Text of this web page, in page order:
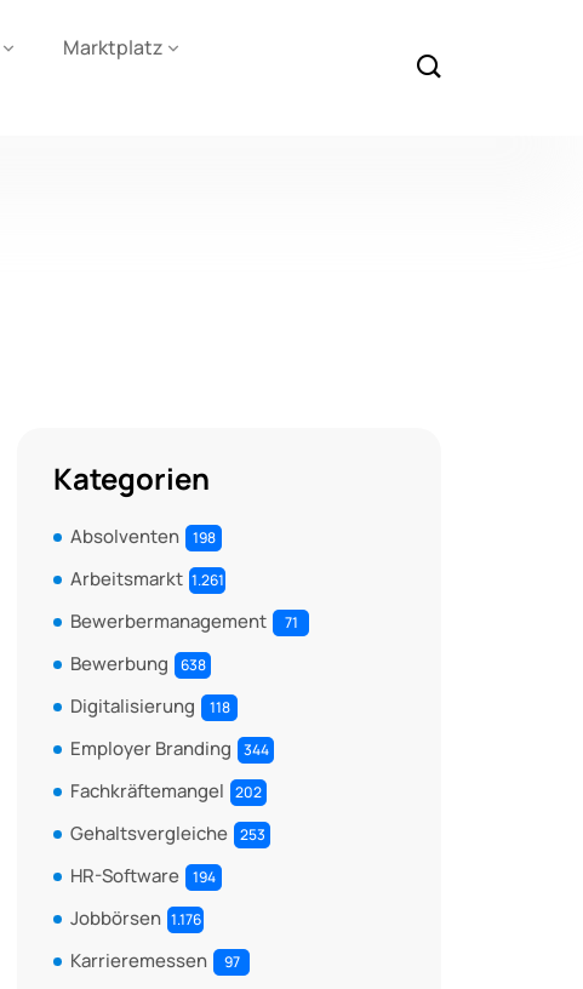
Marktplatz
Kategorien
Absolventen 198
Arbeitsmarkt 1.261
Bewerbermanagement 71
Bewerbung 638
Digitalisierung 118
Employer Branding 344
Fachkräftemangel 202
Gehaltsvergleiche 253
HR-Software 194
Jobbörsen 1.176
Karrieremessen 97